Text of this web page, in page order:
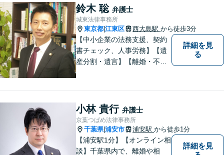
や未来を見据えたサポートを
大切にしています。【休日や
夜間相談も柔軟に対応】【WE
B相談可】
鈴木 聡 弁護士
城東法律事務所
東京都 江東区 西大島駅 から徒歩3分
【中小企業の法務支援、契約
書チェック、人事労務】【遺
産分割・遺言】【離婚・不倫
分野あり】民間企業出身の弁
護士が、経営者・ビジネスパ
ーソンの悩みに「速く・適切
に」対応。
詳細を見
る
小林 貴行 弁護士
京葉つばめ法律事務所
千葉県|浦安市 浦安駅 から徒歩1分
【浦安駅1分】【オンライン相
談】千葉県内で、離婚や相
詳細を見